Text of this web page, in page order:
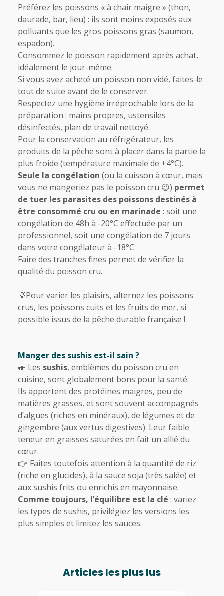
Préférez les poissons « à chair maigre » (thon,
daurade, bar, lieu) : ils sont moins exposés aux
polluants que les gros poissons gras (saumon,
espadon).
Consommez le poisson rapidement après achat,
idéalement le jour-même.
Si vous avez acheté un poisson non vidé, faites-le
tout de suite avant de le conserver.
Respectez une hygiène irréprochable lors de la
préparation : mains propres, ustensiles
désinfectés, plan de travail nettoyé.
Pour la conservation au réfrigérateur, les
produits de la pêche sont à placer dans la partie la
plus froide (température maximale de +4°C).
Seule la congélation (ou la cuisson à cœur, mais
vous ne mangeriez pas le poisson cru 😉) permet
de tuer les parasites des poissons destinés à
être consommé cru ou en marinade : soit une
congélation de 48h à -20°C effectuée par un
professionnel, soit une congélation de 7 jours
dans votre congélateur à -18°C.
Faire des tranches fines permet de vérifier la
qualité du poisson cru.
💡Pour varier les plaisirs, alternez les poissons
crus, les poissons cuits et les fruits de mer, si
possible issus de la pêche durable française !
Manger des sushis est-il sain ?
🍣 Les sushis, emblèmes du poisson cru en
cuisine, sont globalement bons pour la santé.
Ils apportent des protéines maigres, peu de
matières grasses, et sont souvent accompagnés
d’algues (riches en minéraux), de légumes et de
gingembre (aux vertus digestives). Leur faible
teneur en graisses saturées en fait un allié du
cœur.
👉 Faites toutefois attention à la quantité de riz
(riche en glucides), à la sauce soja (très salée) et
aux sushis frits ou enrichis en mayonnaise.
Comme toujours, l’équilibre est la clé : variez
les types de sushis, privilégiez les versions les
plus simples et limitez les sauces.
Articles les plus lus